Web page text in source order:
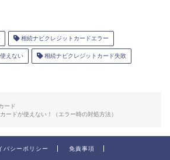
相続ナビクレジットカードエラー
えない 相続ナビクレジットカード失敗
ード
ードが使えない！（エラー時の対処方法）
バシーポリシー 免責事項